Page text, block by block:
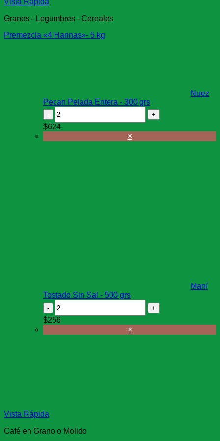
Nuez
Pecan Pelada Entera - 300 grs
Nuez
Pecan
Pelada
$624
×
Maní
Tostado Sin Sal - 500 grs
Maní
Tostado
Sin
$256
×
Vista Rápida
Granos - Legumbres - Cereales
Premezcla «4 Harinas»- 5 kg
Vista Rápida
Café en Grano o Molido